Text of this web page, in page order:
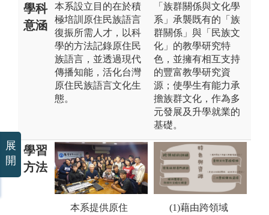
學科
意涵
本系設立目的在於積
極培訓原住民族語言
復振所需人才，以科
學的方法記錄原住民
族語言，並透過現代
傳播知能，活化台灣
原住民族語言文化生
態。
「族群關係與文化學
系」承襲既有的「族
群關係」與「民族文
化」的教學研究特
色，並擁有相互支持
的豐富教學研究資
源；使學生有能力承
擔族群文化，作為多
元發展及升學就業的
基礎。
學習
方法
本系提供原住
(1)藉由跨領域
展
開